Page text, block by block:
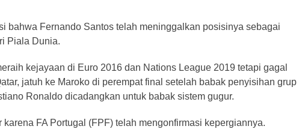
bahwa Fernando Santos telah meninggalkan posisinya sebagai
Piala Dunia.
kejayaan di Euro 2016 dan Nations League 2019 tetapi gagal
jatuh ke Maroko di perempat final setelah babak penyisihan grup
Ronaldo dicadangkan untuk babak sistem gugur.
FA Portugal (FPF) telah mengonfirmasi kepergiannya.